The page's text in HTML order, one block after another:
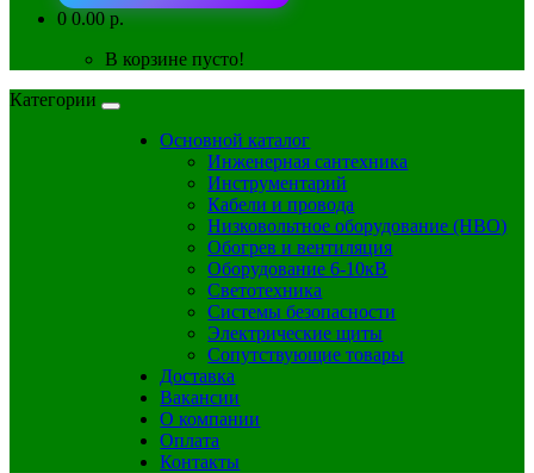
00.00 р.
В корзине пусто!
Категории
Основной каталог
Инженерная сантехника
Инструментарий
Кабели и провода
Низковольтное оборудование (НВО)
Обогрев и вентиляция
Оборудование 6-10кВ
Светотехника
Системы безопасности
Электрические щиты
Сопутствующие товары
Доставка
Вакансии
О компании
Оплата
Контакты